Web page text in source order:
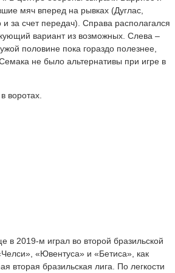
мяч вперед на рывках (Дуглас,
и за счет передач). Справа располагался
вариант из возможных. Слева –
половине пока гораздо полезнее,
не было альтернативы при игре в
воротах.
в 2019-м играл во второй бразильской
«Ювентуса» и «Бетиса», как
вторая бразильская лига. По легкости